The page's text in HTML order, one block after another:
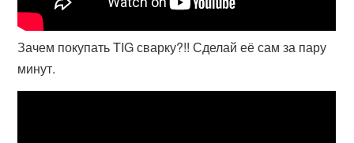
Зачем покупать TIG сварку?!! Сделай её сам за пару
минут.